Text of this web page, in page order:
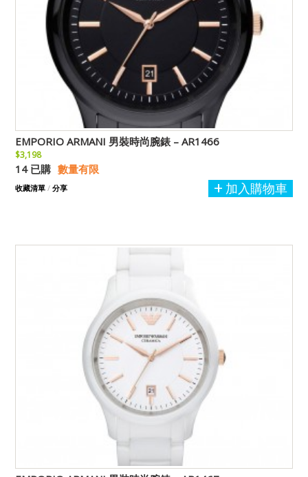
EMPORIO ARMANI 男裝時尚腕錶 – AR1466
$3,198
14 已購 數量有限
加入購物車
收藏清單 / 分享